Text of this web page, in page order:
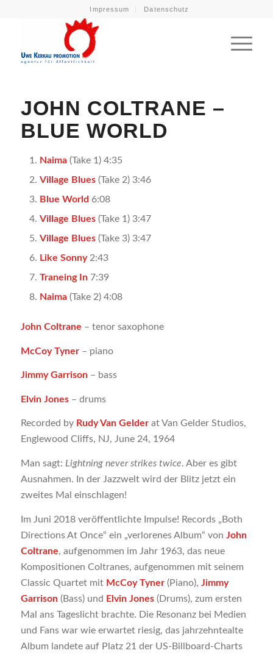
Impressum Datenschutz
JOHN COLTRANE –
BLUE WORLD
Naima (Take 1) 4:35
Village Blues(Take 2) 3:46
Blue World 6:08
Village Blues(Take 1) 3:47
Village Blues(Take 3) 3:47
Like Sonny2:43
Traneing In7:39
Naima(Take 2) 4:08
John Coltrane – tenor saxophone
McCoy Tyner– piano
Jimmy Garrison– bass
Elvin Jones – drums
Recorded by Rudy Van Gelderat Van Gelder Studios,
Englewood Cliffs, NJ, June 24, 1964
Man sagt: Lightning never strikes twice. Aber es gibt
Ausnahmen. In der Jazzwelt wird der Blitz jetzt ein
zweites Mal einschlagen!
Im Juni 2018 veröffentlichte Impulse! Records „Both
Directions At Once“ ein „verlorenes Album“ von John
Coltrane, aufgenommen im Jahr 1963, das neue
Kompositionen Coltranes, aufgenommen mit seinem
Classic Quartet mit McCoy Tyner(Piano), Jimmy
Garrison(Bass) und Elvin Jones (Drums), zum ersten
Mal ans Tageslicht brachte. Die Resonanz bei Medien
und Fans war wie erwartet riesig, das jahrzehntealte
Album landete auf Platz 21 der US-Billboard-Charts